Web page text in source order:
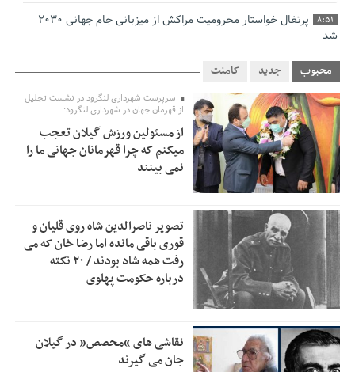
8:51
پرتغال خواستار محرومیت مراکش از میزبانی جام جهانی ۲۰۳۰
شد
فریدون جیرانی: اکبر عبدی حیف شد
0:58
تسهیلات اشتغالزایی در اختیار نهادهای حمایتی باید براساس
اولویت‌های گیلان پرداخت شود
2:53
زمان جلسه سرنوشت‌ساز هیات رئیسه فدراسیون فوتبال با حضور
قلعه‌نویی مشخص شد
2:50
دفتر رهبر انقلاب: مطالب خارج از مراجع رسمی فاقد سندیت
2:46
بقائی: فضای مذاکرات فنی و سیاسی ایران و عمان درباره تنگه
هرمز، مثبت است
1:30
رئیس سازمان جهاد کشاورزی استان: کشاورزان گیلان نسبت به
دریافت یارانه کود اقدام کنند
1:00 تمدید مهلت اظهارنامه‌های مالیاتی سال ۱۴۰۴ تا پایان شهریورماه
محبوب جدید کامنت
سرپرست شهرداری لنگرود در نشست تجلیل
از قهرمان جهان در شهرداری لنگرود:
از مسئولین ورزش گیلان تعجب
میکنم که چرا قهرمانان جهانی ما را
نمی بینند
تصویر ناصرالدین شاه روی قلیان و
قوری باقی مانده اما رضا خان که می
رفت همه شاد بودند / ۲۰ نکته
درباره حکومت پهلوی
نقاشی های “محصص” در گیلان
جان می گیرند